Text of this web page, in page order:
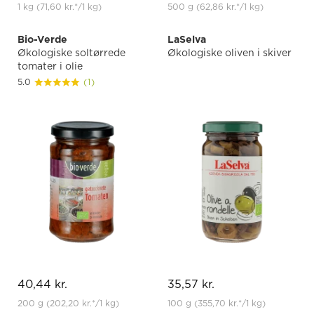
1 kg (71,60 kr.*/1 kg) 500 g (62,86 kr.*/1 kg)
Bio-Verde
Økologiske soltørrede
tomater i olie
5.0 (1)
40,44 kr.
200 g (202,20 kr.*/1 kg)
LaSelva
Økologiske oliven i skiver
35,57 kr.
100 g (355,70 kr.*/1 kg)